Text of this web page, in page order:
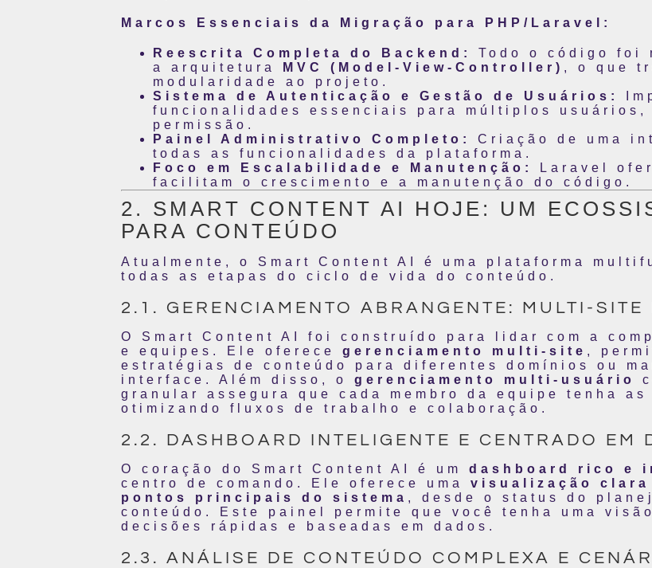
Marcos Essenciais da Migração para PHP/Laravel:
Reescrita Completa do Backend:
Todo o código foi
a arquitetura
MVC (Model-View-Controller) , o que
modularidade ao projeto.
Sistema de Autenticação e Gestão de Usuários:
funcionalidades essenciais para múltiplos usuários,
permissão.
Painel Administrativo Completo:
Criação de uma
todas as funcionalidades da plataforma.
Foco em Escalabilidade e Manutenção:
Laravel
facilitam o crescimento e a manutenção do código.
2. SMART CONTENT AI HOJE: UM
PARA CONTEÚDO
Atualmente, o Smart Content AI é uma plataforma
todas as etapas do ciclo de vida do conteúdo.
2.1. GERENCIAMENTO ABRANGENTE: MULTI-SITE
O Smart Content AI foi construído para lidar com a
e equipes. Ele oferece gerenciamento multi-site ,
estratégias de conteúdo para diferentes domínios ou
interface. Além disso, o gerenciamento multi-usuário
granular assegura que cada membro da equipe tenha as
otimizando fluxos de trabalho e colaboração.
2.2. DASHBOARD INTELIGENTE E CENTRADO EM
O coração do Smart Content AI é um dashboard rico e
centro de comando. Ele oferece uma visualização clara
pontos principais do sistema , desde o status do
conteúdo. Este painel permite que você tenha uma
decisões rápidas e baseadas em dados.
2.3. ANÁLISE DE CONTEÚDO COMPLEXA E